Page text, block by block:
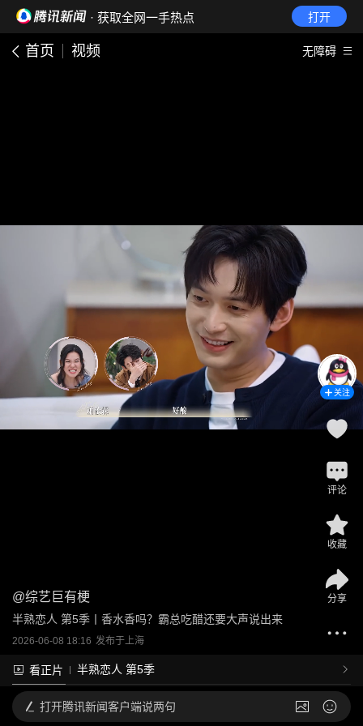
· 获取全网一手热点 打开
首页 视频 无障碍
@综艺巨有梗
半熟恋人 第5季丨香水香吗？霸总吃醋还要大声说出来
2026-06-08 18:16 发布于上海
看正片 半熟恋人 第5季
关注
评论
收藏
分享
打开腾讯新闻客户端说两句